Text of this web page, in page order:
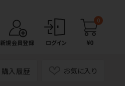
新規会員登録 ログイン
0
¥0
購入履歴 お気に入り